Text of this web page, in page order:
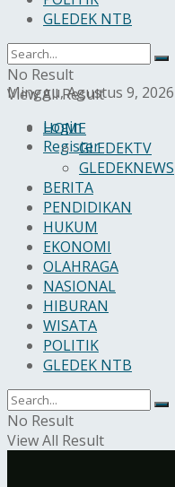
Minggu, Agustus 9, 2026
Login
Register
GLEDEK NTB
No Result
View All Result
HOME
GLEDEKTV
GLEDEKNEWS
BERITA
PENDIDIKAN
HUKUM
EKONOMI
OLAHRAGA
NASIONAL
HIBURAN
WISATA
POLITIK
GLEDEK NTB
No Result
View All Result